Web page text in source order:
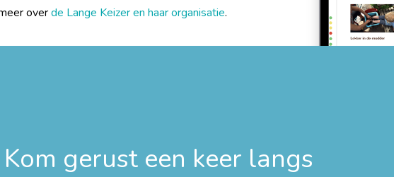
overde Lange Keizer en haar organisatie.
Kom gerust een keer langs